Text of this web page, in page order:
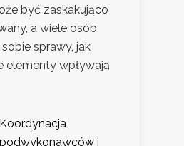
być zaskakująco
a wiele osób
sprawy, jak
elementy wpływają
Koordynacja
podwykonawców i